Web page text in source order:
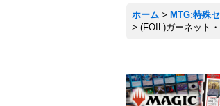
ホーム > MTG:特殊
> (FOIL)ガーネット